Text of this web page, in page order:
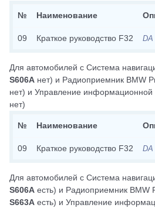
№ Наименование
09 Краткое руководство F32 DA
Для автомобилей с Система
S606A нет) и Радиоприемник BMW
нет) и Управление информационной
нет)
№ Наименование
09 Краткое руководство F32 DA
Для автомобилей с Система
S606A есть) и Радиоприемник BMW
S663A есть) и Управление